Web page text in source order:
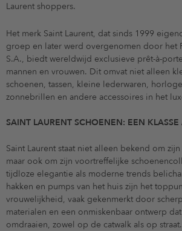
Laurent shoppers.
Het merk Saint Laurent, dat sinds 1999
groep en later werd overgenomen door het
S.A., biedt wereldwijd exclusieve prêt-à-
mannen en vrouwen. Dit omvat niet alleen
schoenen, tassen, kleine lederwaren,
zonnebrillen en andere accessoires in het
SAINT LAURENT SCHOENEN: EEN KLASSE
Saint Laurent staat niet alleen bekend om
maar ook om zijn voortreffelijke
tijdloze elegantie als moderne trends
hakken en pumps van het huis zijn het
vrouwelijkheid, vaak gekenmerkt door
materialen en een onmiskenbaar ontwerp
omdraaien, zowel op de catwalk als op straat.